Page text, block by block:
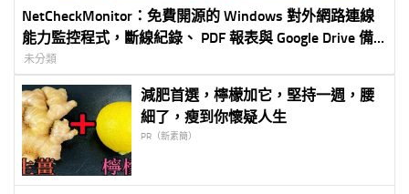
NetCheckMonitor：免費開源的 Windows 對外網路連線
能力監控程式，斷線紀錄、 PDF 報表與 Google Drive 備
份一次完成
未分類
減肥首選，檸檬加它，堅持一週，腰
細了，瘦到你懷疑人生
PR（新素簡）